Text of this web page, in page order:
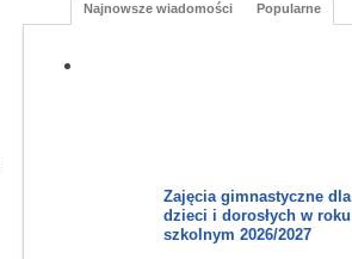
Najnowsze wiadomości Popularne
Zajęcia gimnastyczne dla
dzieci i dorosłych w roku
szkolnym 2026/2027